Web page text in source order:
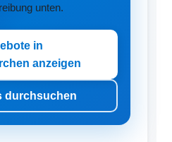
unten.
in
anzeigen
durchsuchen